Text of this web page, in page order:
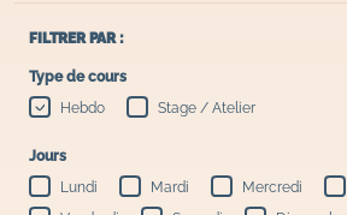
FILTRER PAR :
Type de cours
Hebdo
Stage / Atelier
Jours
Lundi
Mardi Mercredi